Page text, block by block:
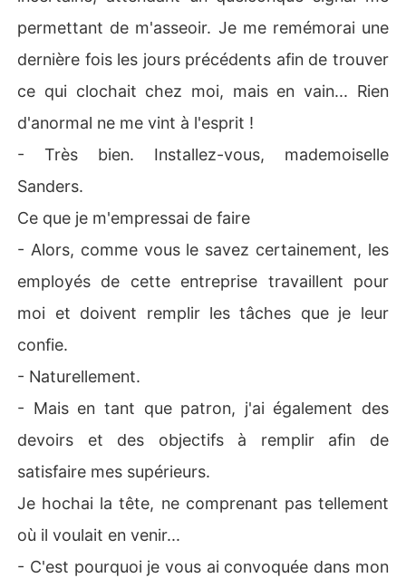
permettant de m'asseoir. Je me remémorai une
dernière fois les jours précédents afin de trouver
ce qui clochait chez moi, mais en vain... Rien
d'anormal ne me vint à l'esprit !
- Très bien. Installez-vous, mademoiselle
Sanders.
Ce que je m'empressai de faire
- Alors, comme vous le savez certainement, les
employés de cette entreprise travaillent pour
moi et doivent remplir les tâches que je leur
confie.
- Naturellement.
- Mais en tant que patron, j'ai également des
devoirs et des objectifs à remplir afin de
satisfaire mes supérieurs.
Je hochai la tête, ne comprenant pas tellement
où il voulait en venir...
- C'est pourquoi je vous ai convoquée dans mon